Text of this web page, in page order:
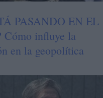
PASANDO EN EL
influye la
en la geopolítica